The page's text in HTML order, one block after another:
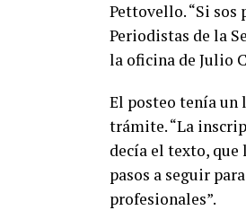
Pettovello. “Si
Periodistas de la
la oficina de Julio
El posteo tenía un
trámite. “La
decía el texto, que
pasos a seguir
profesionales”.